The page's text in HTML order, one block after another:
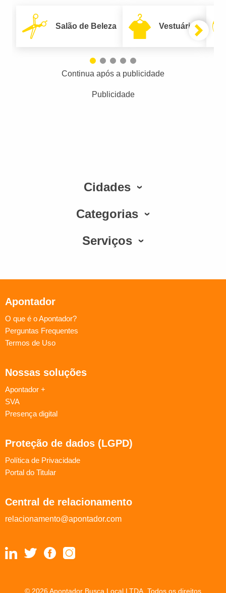
Salão de Beleza Vestuário
Continua após a publicidade
Publicidade
Cidades
Categorias
Serviços
Apontador
O que é o Apontador?
Perguntas Frequentes
Termos de Uso
Nossas soluções
Apontador +
SVA
Presença digital
Proteção de dados (LGPD)
Política de Privacidade
Portal do Titular
Central de relacionamento
relacionamento@apontador.com
© 2026 Apontador Busca Local LTDA. Todos os direitos